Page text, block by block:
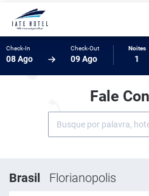
Check-In
08 Ago
Check-Out
09 Ago
Noites
1
Fale
Brasil Florianopolis